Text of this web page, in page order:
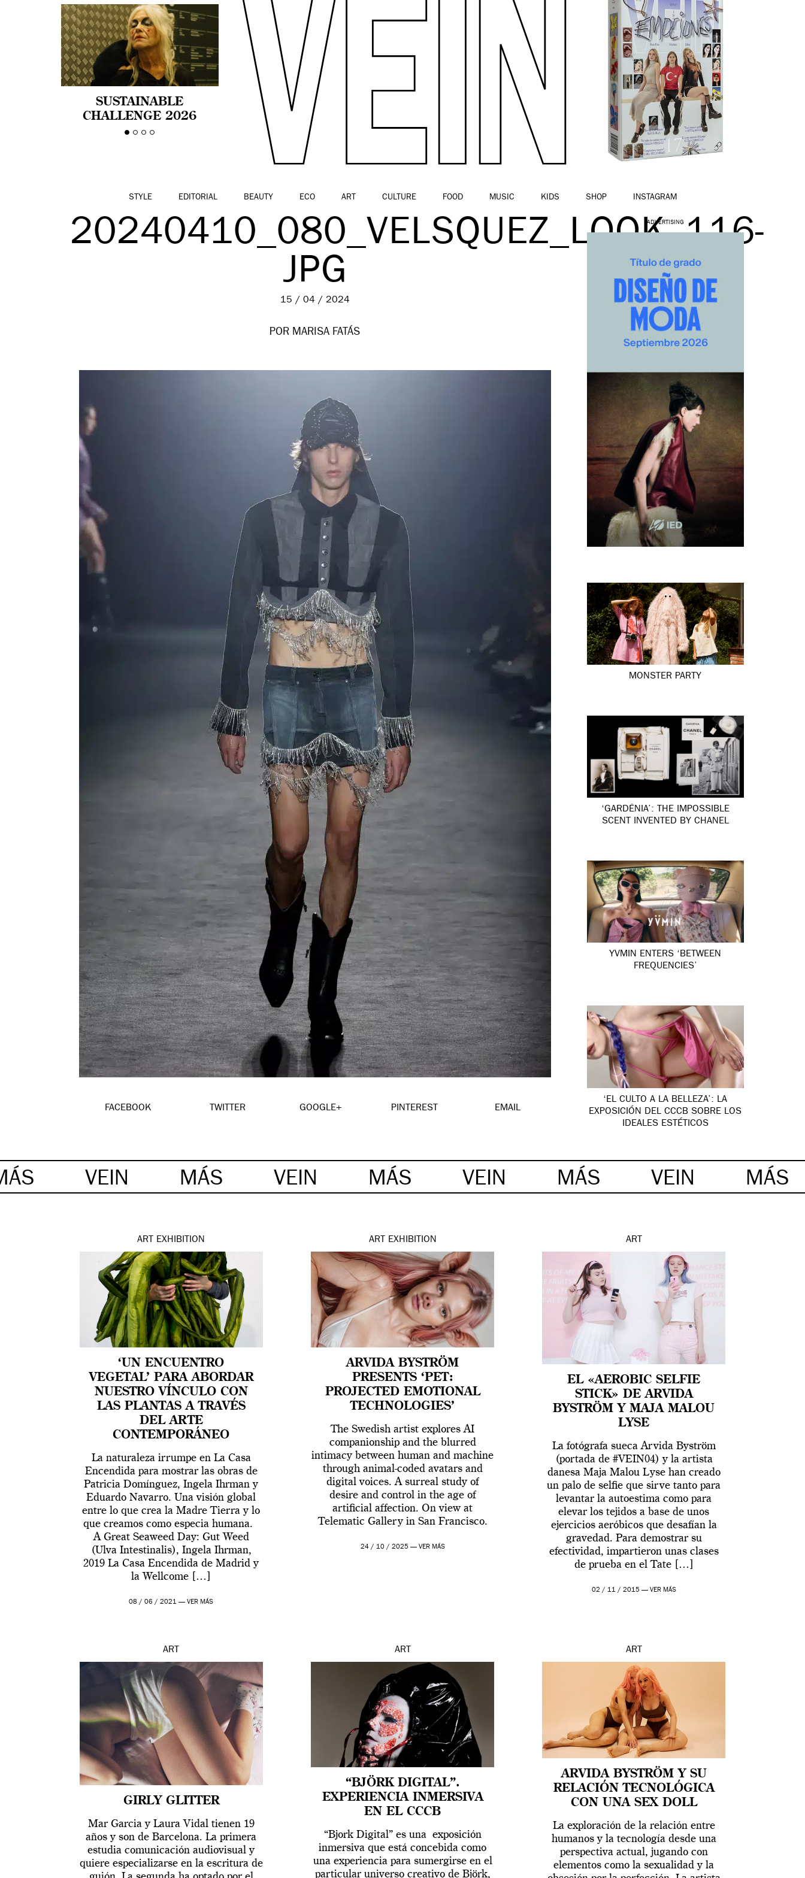
SUSTAINABLE
CHALLENGE 2026
CELEBRA LA
STYLE EDITORIAL BEAUTY ECO ART CULTURE FOOD MUSIC KIDS SHOP INSTAGRAM
20240410_080_VELSQUEZ_LOOK_116-
JPG
15 / 04 / 2024
POR MARISA FATÁS
FACEBOOK TWITTER GOOGLE+ PINTEREST EMAIL
ADVERTISING
MONSTER PARTY
‘GARDÉNIA’: THE IMPOSSIBLE
SCENT INVENTED BY CHANEL
YVMIN ENTERS ‘BETWEEN
FREQUENCIES’
‘EL CULTO A LA BELLEZA’: LA
EXPOSICIÓN DEL CCCB SOBRE LOS
IDEALES ESTÉTICOS
VEIN MÁS VEIN MÁS VEIN MÁS VEIN MÁS
ART EXHIBITION
‘UN ENCUENTRO
VEGETAL’ PARA ABORDAR
NUESTRO VÍNCULO CON
LAS PLANTAS A TRAVÉS
DEL ARTE
CONTEMPORÁNEO
La naturaleza irrumpe en La Casa
Encendida para mostrar las obras de
Patricia Domínguez, Ingela Ihrman y
Eduardo Navarro. Una visión global
entre lo que crea la Madre Tierra y lo
que creamos como especia humana.
A Great Seaweed Day: Gut Weed
(Ulva Intestinalis), Ingela Ihrman,
2019 La Casa Encendida de Madrid y
la Wellcome […]
08 / 06 / 2021 —VER MÁS
ART EXHIBITION
ARVIDA BYSTRÖM
PRESENTS ‘PET:
PROJECTED EMOTIONAL
TECHNOLOGIES’
The Swedish artist explores AI
companionship and the blurred
intimacy between human and machine
through animal-coded avatars and
digital voices. A surreal study of
desire and control in the age of
artificial affection. On view at
Telematic Gallery in San Francisco.
24 / 10 / 2025 — VER MÁS
ART
EL «AEROBIC SELFIE
STICK» DE ARVIDA
BYSTRÖM Y MAJA MALOU
LYSE
La fotógrafa sueca Arvida Byström
(portada de #VEIN04) y la artista
danesa Maja Malou Lyse han creado
un palo de selfie que sirve tanto para
levantar la autoestima como para
elevar los tejidos a base de unos
ejercicios aeróbicos que desafían la
gravedad. Para demostrar su
efectividad, impartieron unas clases
de prueba en el Tate […]
02 / 11 / 2015 — VER MÁS
ART
GIRLY GLITTER
Mar Garcia y Laura Vidal tienen 19
años y son de Barcelona. La primera
estudia comunicación audiovisual y
quiere especializarse en la escritura de
ART
“BJÖRK DIGITAL”.
EXPERIENCIA INMERSIVA
EN EL CCCB
“Bjork Digital” es una exposición
inmersiva que está concebida como
una experiencia para sumergirse en el
particular universo creativo de Björk,
ART
ARVIDA BYSTRÖM Y SU
RELACIÓN TECNOLÓGICA
CON UNA SEX DOLL
La exploración de la relación entre
humanos y la tecnología desde una
perspectiva actual, jugando con
elementos como la sexualidad y la